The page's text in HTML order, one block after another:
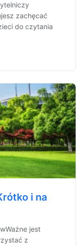
zachęcać
do czytania
i na
jest
z